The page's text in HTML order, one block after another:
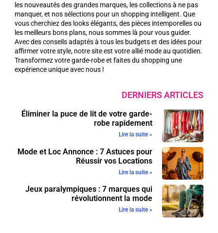
les nouveautés des grandes marques, les collections à ne pas
manquer, et nos sélections pour un shopping intelligent. Que
vous cherchiez des looks élégants, des pièces intemporelles ou
les meilleurs bons plans, nous sommes là pour vous guider.
Avec des conseils adaptés à tous les budgets et des idées pour
affirmer votre style, notre site est votre allié mode au quotidien.
Transformez votre garde-robe et faites du shopping une
expérience unique avec nous !
DERNIERS ARTICLES
Éliminer la puce de lit de votre garde-
robe rapidement
Lire la suite »
Mode et Loc Annonce : 7 Astuces pour
Réussir vos Locations
Lire la suite »
Jeux paralympiques : 7 marques qui
révolutionnent la mode
Lire la suite »